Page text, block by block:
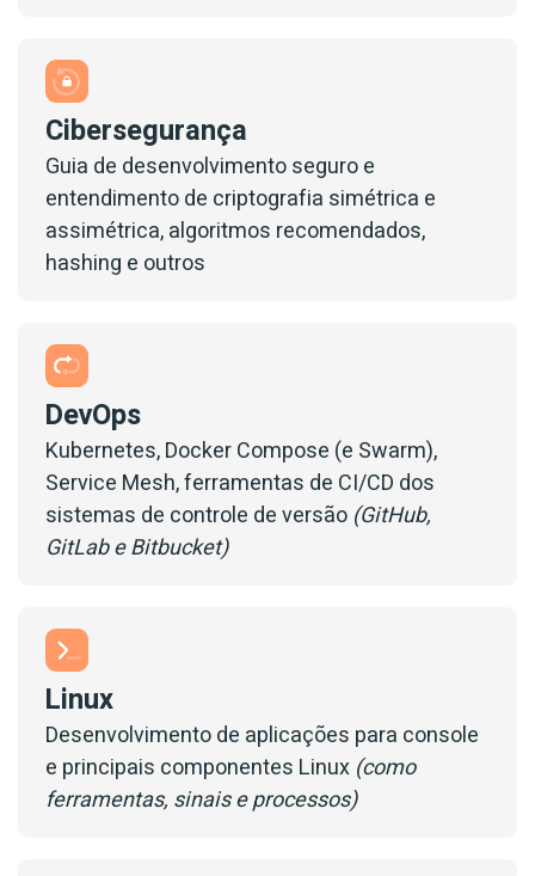
Cibersegurança
Guia de desenvolvimento seguro e
entendimento de criptografia simétrica e
assimétrica, algoritmos recomendados,
hashing e outros
DevOps
Kubernetes, Docker Compose (e Swarm),
Service Mesh, ferramentas de CI/CD dos
sistemas de controle de versão (GitHub,
GitLab e Bitbucket)
Linux
Desenvolvimento de aplicações para console
e principais componentes Linux (como
ferramentas, sinais e processos)